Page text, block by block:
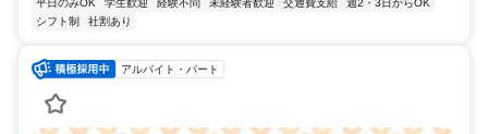
平日のみOK
学生歓迎 経験不問 未経験者歓迎 交通費支給
週2・3日からOK
シフト制
社割あり
アルバイト・パート